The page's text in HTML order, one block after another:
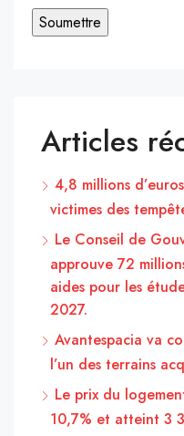
Articles
4,8 millions
victimes des
Le Conseil de
approuve 72
aides pour les
2027.
Avantespacia va
l’un des terrains
Le prix du
10,7% et atteint 3